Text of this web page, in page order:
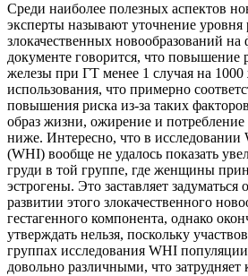
Среди наиболее полезных аспектов
эксперты называют уточнение уровня
злокачественных новообразований
документе говорится, что повышение
железы при ГТ менее 1 случая на
использования, что примерно
повышения риска из-за таких
образ жизни, ожирение и потребление
ниже. Интересно, что в исследовании
(WHI) вообще не удалось показать
груди в той группе, где женщины
эстрогены. Это заставляет
развитии этого злокачественного
гестагенного компонента, однако
утверждать нельзя, поскольку
группах исследования WHI
довольно различными, что затрудняет